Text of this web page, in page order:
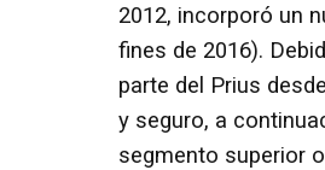
2012, incorporó un
fines de 2016).
parte del Prius
y seguro, a
segmento superior